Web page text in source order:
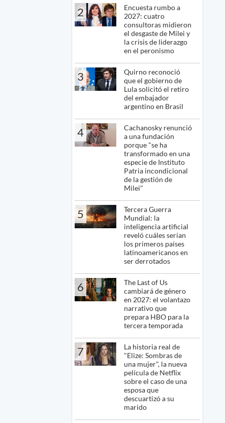
2
Encuesta rumbo a
2027: cuatro
consultoras midieron
el desgaste de Milei y
la crisis de liderazgo
en el peronismo
3
Quirno reconoció
que el gobierno de
Lula solicitó el retiro
del embajador
argentino en Brasil
4
Cachanosky renunció
a una fundación
porque "se ha
transformado en una
especie de Instituto
Patria incondicional
de la gestión de
Milei"
5
Tercera Guerra
Mundial: la
inteligencia artificial
reveló cuáles serían
los primeros países
latinoamericanos en
ser derrotados
6
The Last of Us
cambiará de género
en 2027: el volantazo
narrativo que
prepara HBO para la
tercera temporada
7
La historia real de
"Elize: Sombras de
una mujer", la nueva
película de Netflix
sobre el caso de una
esposa que
descuartizó a su
marido